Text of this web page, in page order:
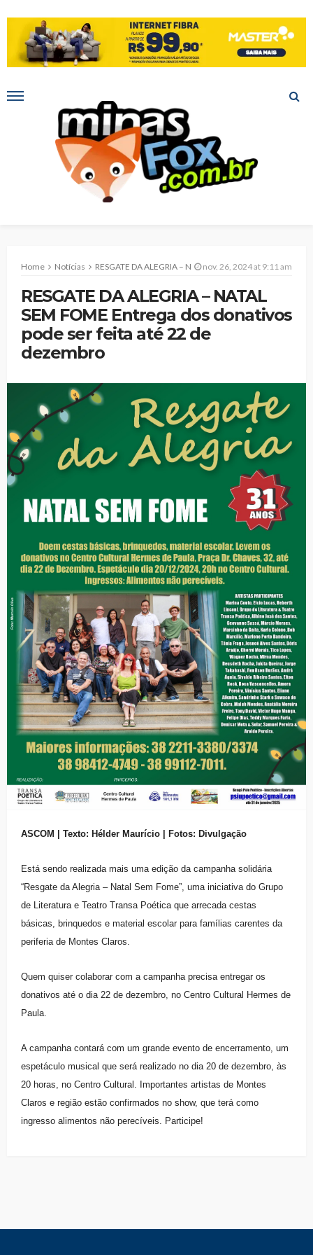
Home Notícias RESGATE DA ALEGRIA – NATAL SEM FOME Entrega dos donativos pode ser feita até 22 de dezembro
nov. 26, 2024 at 9:11 am
RESGATE DA ALEGRIA – NATAL
SEM FOME Entrega dos donativos
pode ser feita até 22 de
dezembro
ASCOM | Texto: Hélder Maurício | Fotos: Divulgação
Está sendo realizada mais uma edição da campanha solidária
“Resgate da Alegria – Natal Sem Fome”, uma iniciativa do Grupo
de Literatura e Teatro Transa Poética que arrecada cestas
básicas, brinquedos e material escolar para famílias carentes da
periferia de Montes Claros.
Quem quiser colaborar com a campanha precisa entregar os
donativos até o dia 22 de dezembro, no Centro Cultural Hermes de
Paula.
A campanha contará com um grande evento de encerramento, um
espetáculo musical que será realizado no dia 20 de dezembro, às
20 horas, no Centro Cultural. Importantes artistas de Montes
Claros e região estão confirmados no show, que terá como
ingresso alimentos não perecíveis. Participe!